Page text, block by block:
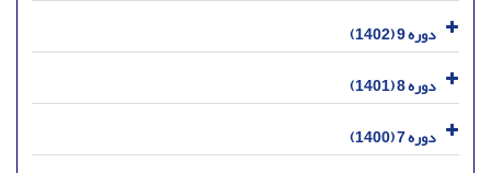
دوره 9 (1402)
دوره 8 (1401)
دوره 7 (1400)